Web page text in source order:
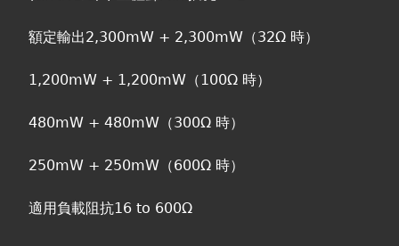
額定輸出2,300mW + 2,300mW（32Ω 時）
1,200mW + 1,200mW（100Ω 時）
480mW + 480mW（300Ω 時）
250mW + 250mW（600Ω 時）
適用負載阻抗16 to 600Ω